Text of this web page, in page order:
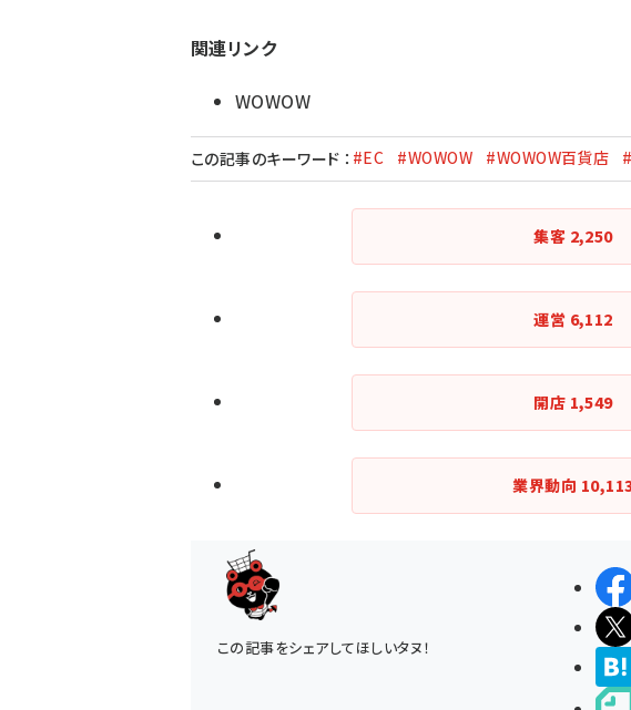
関連リンク
WOWOW
この記事のキーワード ： #EC #WOWOW #WOWOW百貨店
集客 2,250
運営 6,112
開店 1,549
業界動向
この記事をシェアしてほしいタヌ！